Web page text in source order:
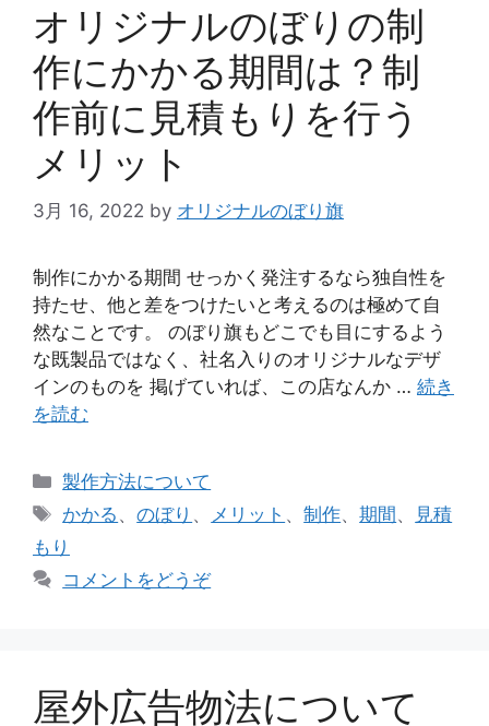
オリジナルのぼりの制
作にかかる期間は？制
作前に見積もりを行う
メリット
3月 16, 2022 by オリジナルのぼり旗
制作にかかる期間 せっかく発注するなら独自性を
持たせ、他と差をつけたいと考えるのは極めて自
然なことです。 のぼり旗もどこでも目にするよう
な既製品ではなく、社名入りのオリジナルなデザ
インのものを 掲げていれば、この店なんか … 続き
を読む
カ
テ
リ
ー
製作方法について
タ
グ
かかる 、のぼり 、 メリット 、制作、期間 、
見積
もり
コメントをどうぞ
屋外広告物法について